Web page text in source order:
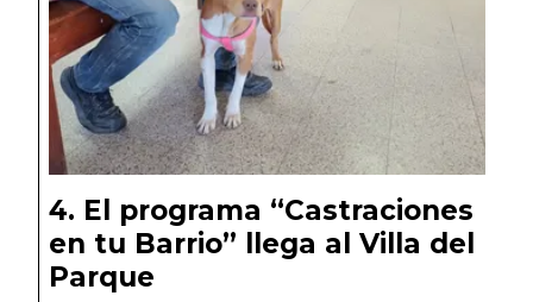
El programa “Castraciones
en tu Barrio” llega al Villa del
Parque